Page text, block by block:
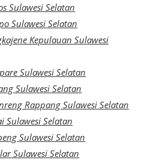
Sulawesi Selatan
Sulawesi Selatan
Kepulauan Sulawesi
Sulawesi Selatan
Sulawesi Selatan
Rappang Sulawesi Selatan
Sulawesi Selatan
Sulawesi Selatan
Sulawesi Selatan